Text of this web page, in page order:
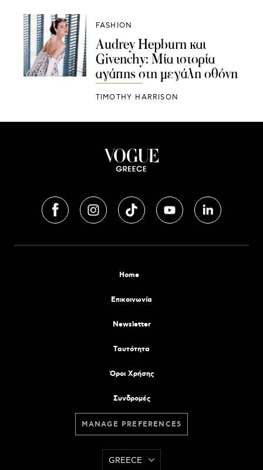
FASHION
Audrey Hepburn και
Givenchy: Μία ιστορία
αγάπης στη μεγάλη οθόνη
TIMOTHY HARRISON
Home
Επικοινωνία
Newsletter
Tαυτότητα
Όροι Χρήσης
Συνδρομές
MANAGE PREFERENCES
GREECE